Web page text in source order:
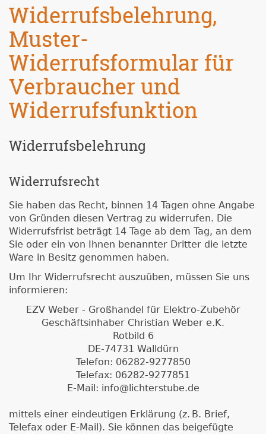
Widerrufsbelehrung,
Muster-
Widerrufsformular für
Verbraucher und
Widerrufsfunktion
Widerrufsbelehrung
Widerrufsrecht
Sie haben das Recht, binnen 14 Tagen ohne Angabe
von Gründen diesen Vertrag zu widerrufen. Die
Widerrufsfrist beträgt 14 Tage ab dem Tag, an dem
Sie oder ein von Ihnen benannter Dritter die letzte
Ware in Besitz genommen haben.
Um Ihr Widerrufsrecht auszuüben, müssen Sie uns
informieren:
EZV Weber - Großhandel für Elektro-Zubehör
Geschäftsinhaber Christian Weber e.K.
Rotbild 6
DE-74731 Walldürn
Telefon: 06282-9277850
Telefax: 06282-9277851
E-Mail: info@lichterstube.de
mittels einer eindeutigen Erklärung (z. B. Brief,
Telefax oder E-Mail). Sie können das beigefügte